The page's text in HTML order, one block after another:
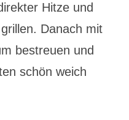
Hitze und
Danach mit
bestreuen und
schön weich